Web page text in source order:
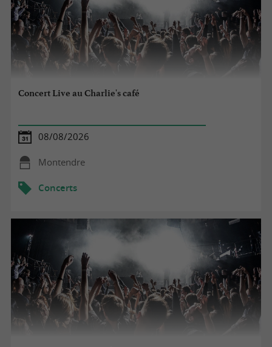
Concert Live au Charlie's café
08/08/2026
Montendre
Concerts